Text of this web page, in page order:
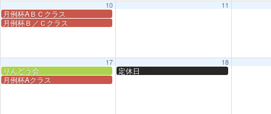
10
月例杯AＢＣクラス
月例杯Ｂ／Ｃクラス
11
17
りんどう会
月例杯Aクラス
18
定休日